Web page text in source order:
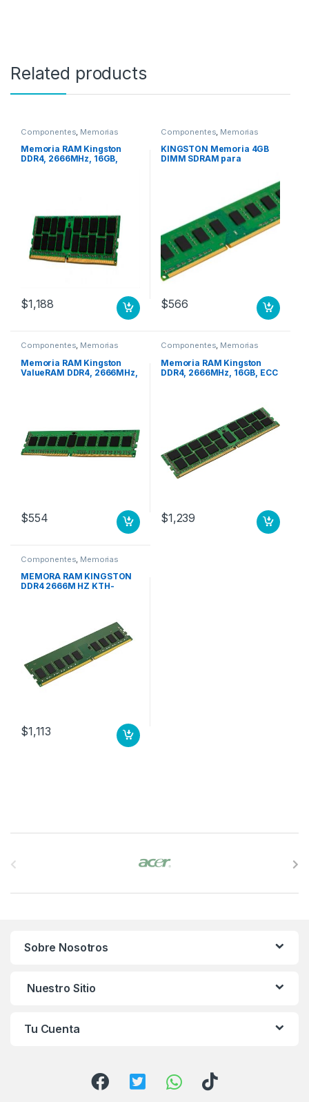
Related products
Componentes Memorias
Memoria RAM Kingston
DDR4, 2666MHz, 16GB,
$1,188
Componentes Memorias
KINGSTON Memoria 4GB
DIMM SDRAM para
0A65729; 888015710 PC
$566
Componentes, Memorias
Memoria RAM Kingston
ValueRAM DDR4, 2666MHz,
$554
Componentes, Memorias
Memoria RAM Kingston
DDR4, 2666MHz, 16GB, ECC
$1,239
Componentes Memorias
MEMORA RAM KINGSTON
DDR4 2666M HZ KTH-
$1,113
Sobre Nosotros
Nuestro Sitio
Tu Cuenta